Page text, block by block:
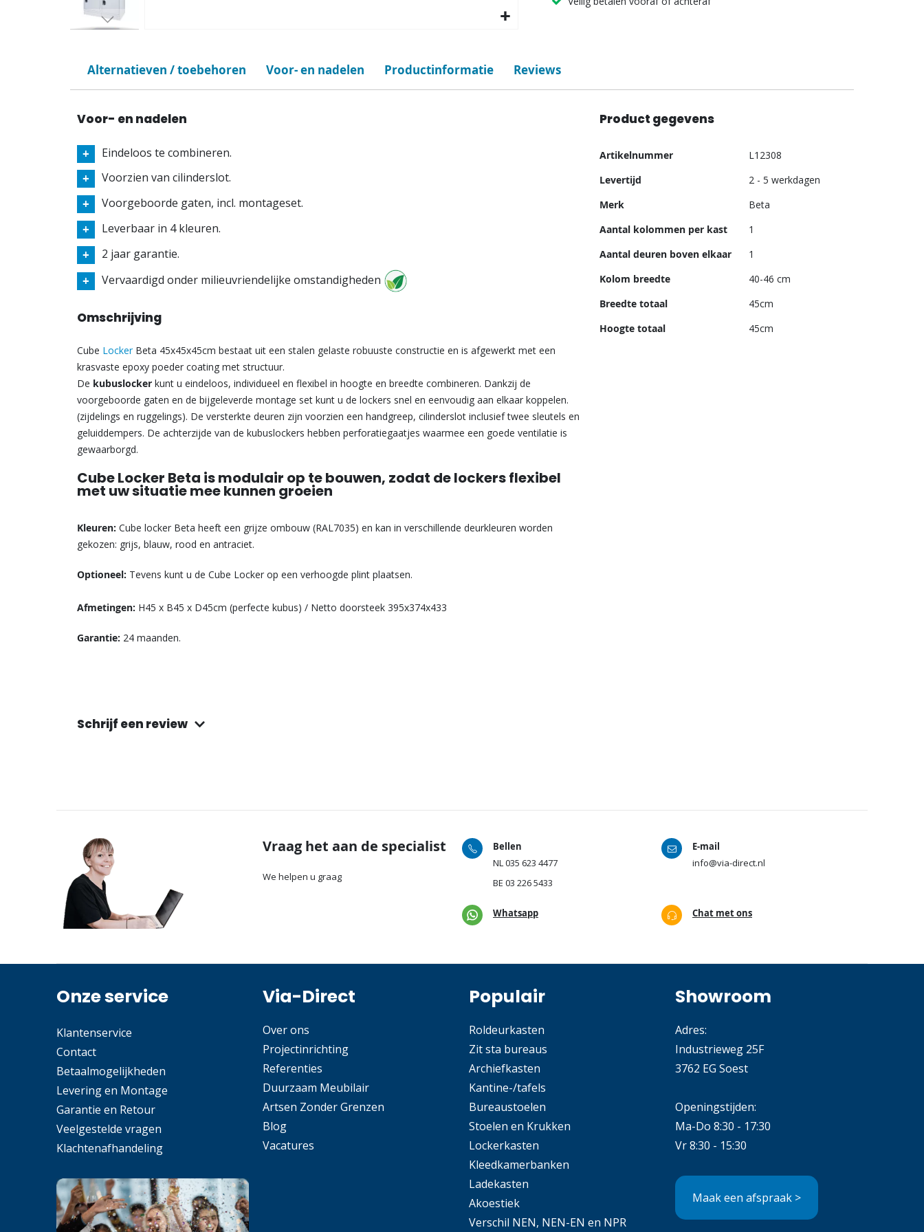
Alternatieven / toebehoren Voor- en nadelen Productinformatie Reviews
Voor- en nadelen
Eindeloos te combineren.
Voorzien van cilinderslot.
Voorgeboorde gaten, incl. montageset.
Leverbaar in 4 kleuren.
2 jaar garantie.
Vervaardigd onder milieuvriendelijke omstandigheden
Omschrijving
Cube LockerBeta 45x45x45cm bestaat uit een stalen gelaste robuuste constructie en is afgewerkt met een
krasvaste epoxy poeder coating met structuur.
De kubuslocker kunt u eindeloos, individueel en flexibel in hoogte en breedte combineren. Dankzij de
voorgeboorde gaten en de bijgeleverde montage set kunt u de lockers snel en eenvoudig aan elkaar koppelen.
(zijdelings en ruggelings). De versterkte deuren zijn voorzien een handgreep, cilinderslot inclusief twee sleutels en
geluiddempers. De achterzijde van de kubuslockers hebben perforatiegaatjes waarmee een goede ventilatie is
gewaarborgd.
Cube Locker Beta is modulair op te bouwen, zodat de lockers flexibel
met uw situatie mee kunnen groeien
Kleuren: Cube locker Beta heeft een grijze ombouw (RAL7035) en kan in verschillende deurkleuren worden
gekozen: grijs, blauw, rood en antraciet.
Optioneel: Tevens kunt u de Cube Locker op een verhoogde plint plaatsen.
Afmetingen: H45 x B45 x D45cm (perfecte kubus) / Netto doorsteek 395x374x433
Garantie: 24 maanden.
Product gegevens
Meer
Artikelnummer
L12308
Levertijd
2 - 5 werkdagen
Merk
Beta
Aantal kolommen per kast
1
Aantal deuren boven elkaar
1
Kolom breedte
40-46 cm
Breedte totaal
45cm
Hoogte totaal
45cm
Schrijf een review
Vraag het aan de specialist
We helpen u graag
Bellen
NL035 623 4477
BE 03 226 5433
E-mail
info@via-direct.nl
Whatsapp Chat met ons
Onze service
Klantenservice
Contact
Betaalmogelijkheden
Levering en Montage
Garantie en Retour
Veelgestelde vragen
Klachtenafhandeling
Via-Direct
Over ons
Projectinrichting
Referenties
Duurzaam Meubilair
Artsen Zonder Grenzen
Blog
Vacatures
Populair
Roldeurkasten
Zit sta bureaus
Archiefkasten
Kantine-/tafels
Bureaustoelen
Stoelen en Krukken
Lockerkasten
Kleedkamerbanken
Ladekasten
Akoestiek
Verschil NEN, NEN-EN en NPR
Showroom
Adres:
Industrieweg 25F
3762 EG Soest
Openingstijden:
Ma-Do 8:30 - 17:30
Vr 8:30 - 15:30
Maak een afspraak >